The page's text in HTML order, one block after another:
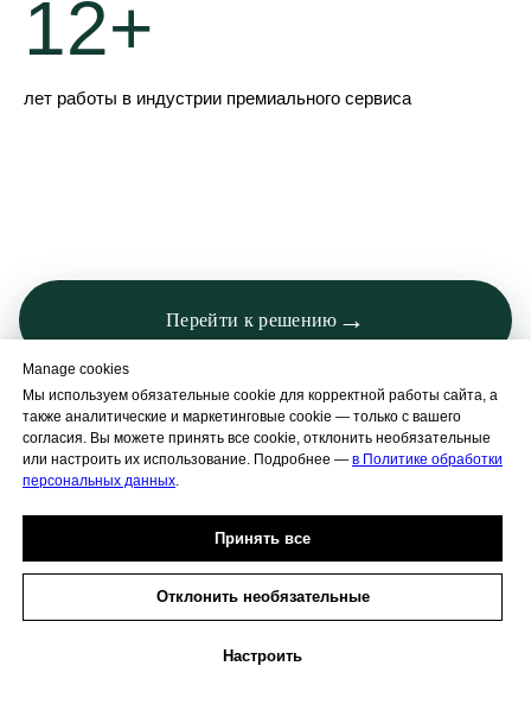
12+
лет работы в индустрии премиального сервиса
Перейти к решению →
Manage cookies
Мы используем обязательные cookie для корректной работы сайта, а
также аналитические и маркетинговые cookie — только с вашего
согласия. Вы можете принять все cookie, отклонить необязательные
или настроить их использование. Подробнее — в Политике обработки
персональных данных
Принять все
Отклонить необязательные
Настроить